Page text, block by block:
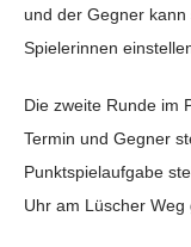
und der Gegner
Spielerinnen
Die zweite Runde im
Termin und Gegner
Punktspielaufgabe
Uhr am Lüscher Weg